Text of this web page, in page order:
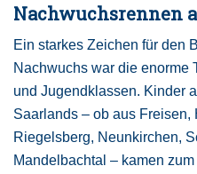
Nachwuchsrennen
Ein starkes Zeichen für den
Nachwuchs war die enorme
und Jugendklassen. Kinder
Saarlands – ob aus Freisen,
Riegelsberg, Neunkirchen,
Mandelbachtal – kamen